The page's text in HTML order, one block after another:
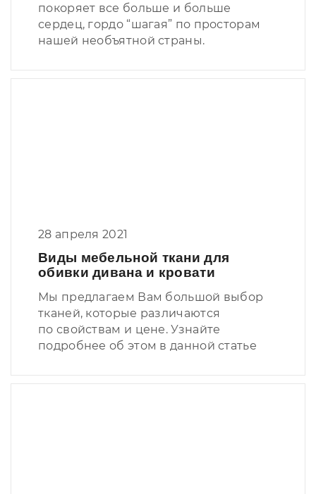
покоряет все больше и больше
сердец, гордо “шагая” по просторам
нашей необъятной страны.
28 апреля 2021
Виды мебельной ткани для
обивки дивана и кровати
Мы предлагаем Вам большой выбор
тканей, которые различаются
по свойствам и цене. Узнайте
подробнее об этом в данной статье